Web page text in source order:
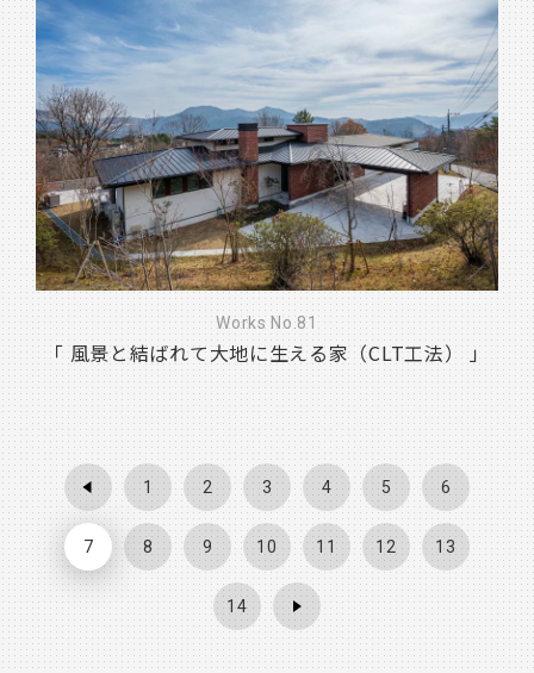
Works No.81
「 風景と結ばれて大地に生える家（CLT工法） 」
1 2 3 4 5 6
7 8 9 10 11 12 13
14